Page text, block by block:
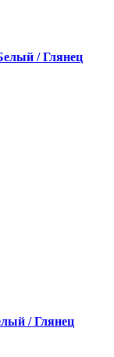
/ Глянец
/ Глянец